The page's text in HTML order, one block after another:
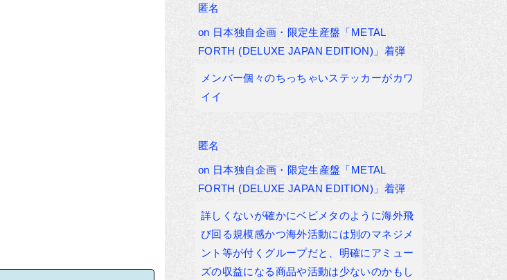
匿名
on 日本独自企画・限定生産盤「METAL
FORTH (DELUXE JAPAN EDITION)」着弾
メンバー個々のちっちゃいステッカーがカワ
イイ
匿名
on 日本独自企画・限定生産盤「METAL
FORTH (DELUXE JAPAN EDITION)」着弾
詳しくないが確かにベビメタのように海外飛
び回る規模感かつ海外活動には別のマネジメ
ント等が付くグループだと、明確にアミュー
ズの収益になる商品や活動は少ないのかもし